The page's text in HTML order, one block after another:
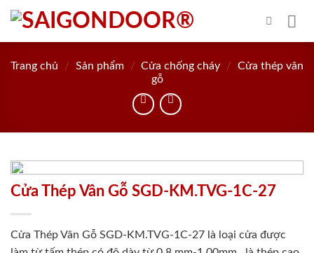
Skip
content
Trang chủ / Sản phẩm / Cửa chống cháy /
Cửa thép vân
gỗ
Cửa Thép Vân Gỗ SGD-KM.TVG-1C-27
Cửa Thép Vân Gỗ SGD-KM.TVG-1C-27 là loại cửa được